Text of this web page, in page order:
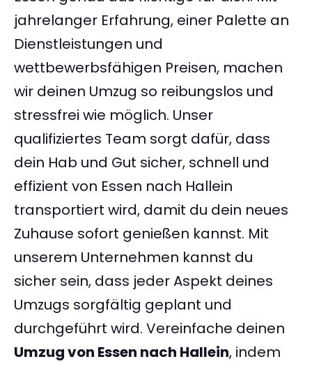
jahrelanger Erfahrung, einer Palette an
Dienstleistungen und
wettbewerbsfähigen Preisen, machen
wir deinen Umzug so reibungslos und
stressfrei wie möglich. Unser
qualifiziertes Team sorgt dafür, dass
dein Hab und Gut sicher, schnell und
effizient von Essen nach Hallein
transportiert wird, damit du dein neues
Zuhause sofort genießen kannst. Mit
unserem Unternehmen kannst du
sicher sein, dass jeder Aspekt deines
Umzugs sorgfältig geplant und
durchgeführt wird. Vereinfache deinen
Umzug von Essen nach Hallein, indem